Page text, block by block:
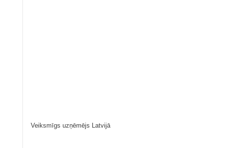
Veiksmīgs uzņēmējs Latvijā